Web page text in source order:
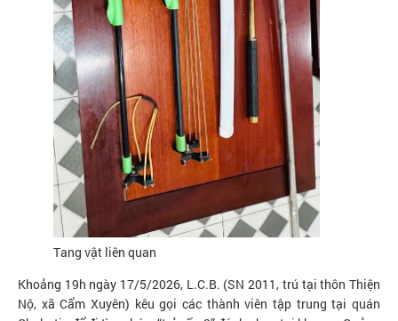
Tang vật liên quan
Khoảng 19h ngày 17/5/2026, L.C.B. (SN 2011, trú tại thôn Thiện
Nộ, xã Cẩm Xuyên) kêu gọi các thành viên tập trung tại quán